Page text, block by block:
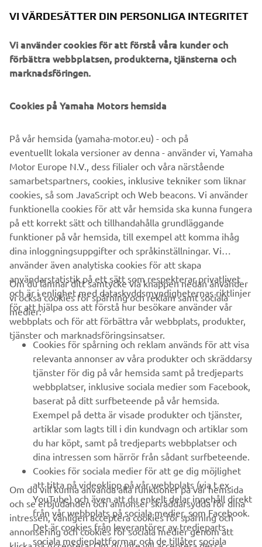
och trodde aldrig att drömmen skulle bli verklighet. "Men
©Yamaha Motor Europe N.V. / Yamaha Motor Co., Ltd.
aldrig användas för kommersiella eller icke-kommersiella
ändamål utan uttryckligt skriftligt medgivande från
Yamaha Motor Europe N.V. och/eller Yamaha Motor Co.,
Ltd.
Kör alltid på ett säkert sätt och följ gällande trafikregler
och lagar.
FÖRETAG
B2B
UTFORSKA YAMAHA
FAQ & SUPPORT
NYHETSBREV
Bli först att ta del av de senaste erbjudandena, evenemangen,
nyheterna och mycket mer
PRENUMERERA
VI VÄRDESÄTTER DIN PERSONLIGA INTEGRITET
Vi använder cookies för att förstå våra kunder och
förbättra webbplatsen, produkterna, tjänsterna och
marknadsföringen.
Cookies på Yamaha Motors hemsida
På vår hemsida (yamaha-motor.eu) - och på
eventuellt lokala versioner av denna - använder vi, Yamaha
Motor Europe N.V., dess filialer och våra närstående
samarbetspartners, cookies, inklusive tekniker som liknar
cookies, så som JavaScript och Web beacons. Vi använder
funktionella cookies för att vår hemsida ska kunna fungera
på ett korrekt sätt och tillhandahålla grundläggande
funktioner på vår hemsida, till exempel att komma ihåg
dina inloggningsuppgifter och språkinställningar. Vi
använder även analytiska cookies för att skapa
användarstatistik på ett sätt som respekterar privatlivet
och är i enlighet med dataskyddsmyndigheternas riktlinjer
för att hjälpa oss att förstå hur besökare använder vår
webbplats och för att förbättra vår webbplats, produkter,
tjänster och marknadsföringsinsatser.
Om du lämnar ditt samtycke via knappen nedan använder
vi också cookies för spårning och reklam samt sociala
medier:
Cookies för spårning och reklam används för att visa
relevanta annonser av våra produkter och skräddarsy
tjänster för dig på vår hemsida samt på tredjeparts
webbplatser, inklusive sociala medier som Facebook,
baserat på ditt surfbeteende på vår hemsida.
Exempel på detta är visade produkter och tjänster,
artiklar som lagts till i din kundvagn och artiklar som
du har köpt, samt på tredjeparts webbplatser och
dina intressen som härrör från sådant surfbeteende.
Cookies för sociala medier för att ge dig möjlighet
att titta på videoklipp på vår webbplats (via t.ex.
YouTube) och även att du enkelt delar innehåll direkt
från vår webbplats på sociala medier, som Facebook.
Det är cookies från leverantörer av tredjeparts
sociala medieplattformar och de tillåter sociala
Om du vill kunna använda alla funktioner på vår hemsida
och se erbjudanden och annonser skräddarsydda för dina
intressen, vänligen acceptera cookies för spårning och
annonsering och cookies för sociala medier genom att